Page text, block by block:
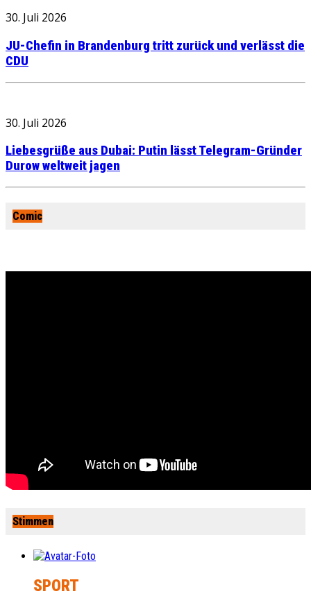
30. Juli 2026
JU-Chefin in Brandenburg tritt zurück und verlässt die
CDU
30. Juli 2026
Liebesgrüße aus Dubai: Putin lässt Telegram-Gründer
Durow weltweit jagen
Comic
Stimmen
SPORT